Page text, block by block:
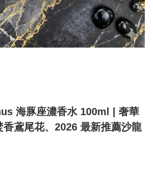
海豚座濃香水 100ml | 奢華
香鳶尾花、2026 最新推薦沙龍